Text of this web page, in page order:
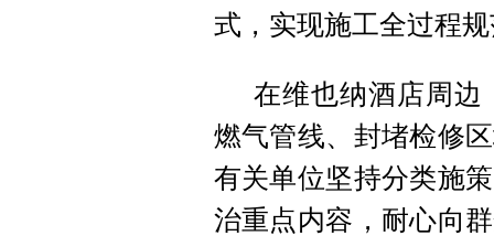
式，实现施工全过程
在维也纳酒店周边
燃气管线、封堵检修
有关单位坚持分类施
治重点内容，耐心向